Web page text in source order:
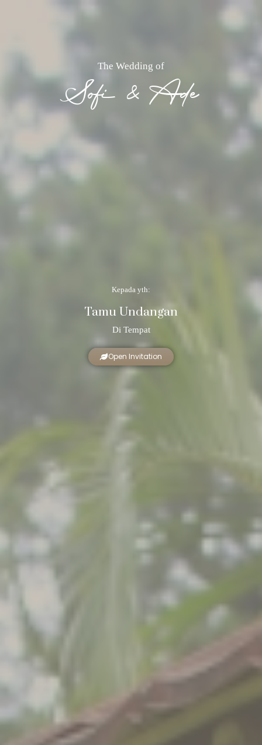
The Wedding of
Sofi & Ade
Kepada yth:
Tamu Undangan
Di Tempat
Open Invitation